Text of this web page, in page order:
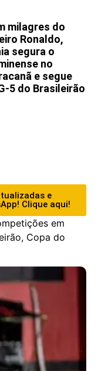
milagres do
Ronaldo,
segura o
no
e segue
5 do Brasileirão
e
Clique aqui!
em
Copa do